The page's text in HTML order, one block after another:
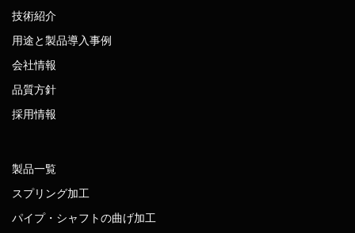
技術紹介
用途と製品導入事例
会社情報
品質方針
採用情報
製品一覧
スプリング加工
パイプ・シャフトの曲げ加工